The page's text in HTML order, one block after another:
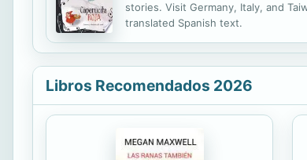
stories. Visit Germany, Italy, and
translated Spanish text.
Libros Recomendados 2026